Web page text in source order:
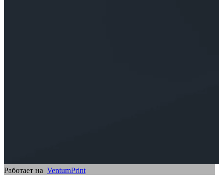
Работает на VentumPrint